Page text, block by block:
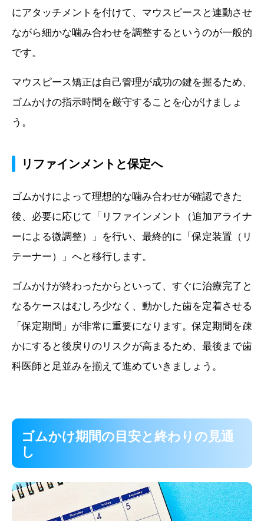
にアタッチメントを付けて、マウスピースと連動させ
ながら細かな噛み合わせを調整するというのが一般的
です。
マウスピース矯正は自己管理が成功の鍵を握るため、
ゴムかけの指示時間を厳守することを心がけましょ
う。
リファインメントと保定へ
ゴムかけによって理想的な噛み合わせが確認できた
後、必要に応じて「リファインメント（追加アライナ
ーによる微調整）」を行い、最終的に「保定装置（リ
テーナー）」へと移行します。
ゴムかけが終わったからといって、すぐに治療完了と
なるケースはむしろ少なく、動かした歯を定着させる
「保定期間」が非常に重要になります。保定期間を疎
かにすると後戻りのリスクが高まるため、最後まで歯
科医師と足並みを揃えて進めていきましょう。
ゴムかけ期間の目安と終わりの見通
し